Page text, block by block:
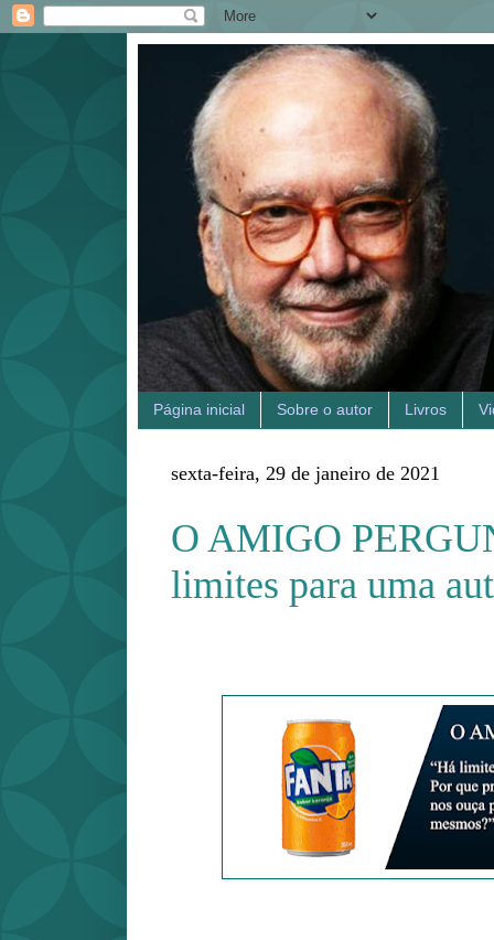
Página inicial Sobre o autor Livros
sexta-feira, 29 de janeiro de 2021
O AMIGO
limites para uma